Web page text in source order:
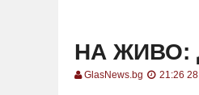
НА ЖИВО:
GlasNews.bg 21:26